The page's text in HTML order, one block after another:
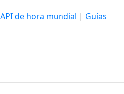
API de hora mundial | Guías